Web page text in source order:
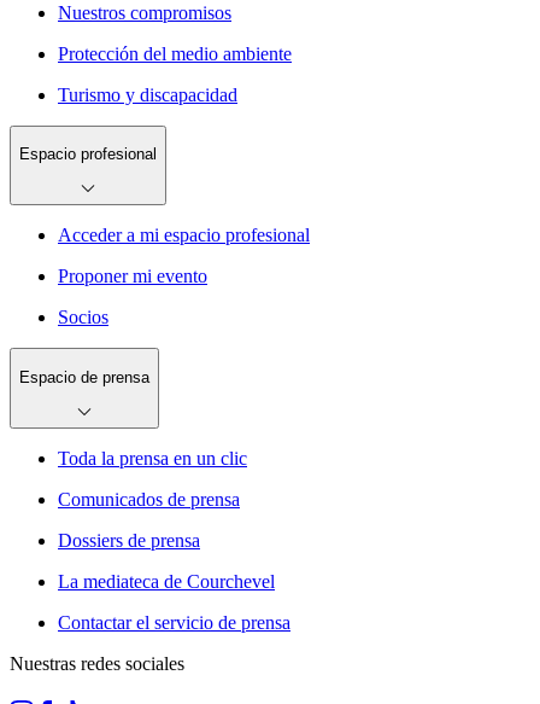
Nuestros compromisos
Protección del medio ambiente
Turismo y discapacidad
Espacio profesional
Acceder a mi espacio profesional
Proponer mi evento
Socios
Espacio de prensa
Toda la prensa en un clic
Comunicados de prensa
Dossiers de prensa
La mediateca de Courchevel
Contactar el servicio de prensa
Nuestras redes sociales